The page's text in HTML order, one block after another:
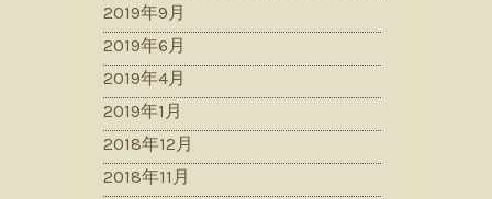
2019年9月
2019年6月
2019年4月
2019年1月
2018年12月
2018年11月